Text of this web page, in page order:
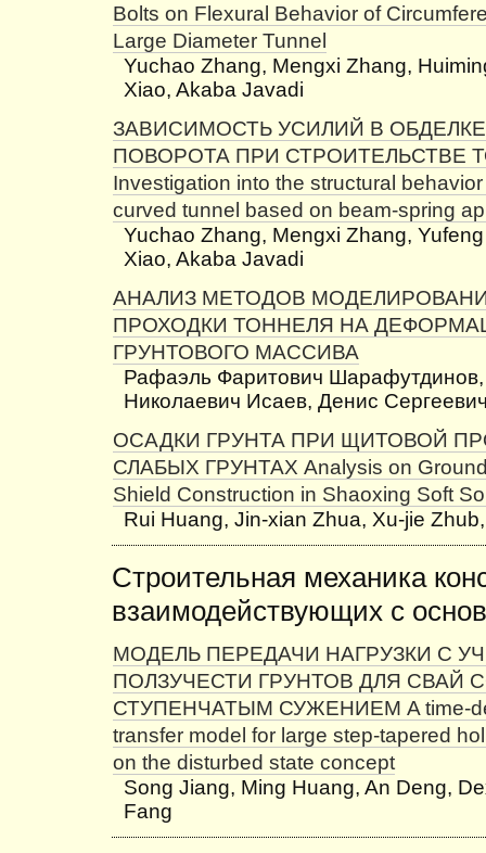
Bolts on Flexural Behavior of
Large Diameter Tunnel
Yuchao Zhang, Mengxi Zhang,
Xiao, Akaba Javadi
ЗАВИСИМОСТЬ УСИЛИЙ В
ПОВОРОТА ПРИ СТРОИТЕЛЬСТВЕ
Investigation into the structural
curved tunnel based on beam-spring
Yuchao Zhang, Mengxi Zhang,
Xiao, Akaba Javadi
АНАЛИЗ МЕТОДОВ
ПРОХОДКИ ТОННЕЛЯ НА
ГРУНТОВОГО МАССИВА
Рафаэль Фаритович
Николаевич Исаев, Денис
ОСАДКИ ГРУНТА ПРИ ЩИТОВОЙ
СЛАБЫХ ГРУНТАХ Analysis on
Shield Construction in Shaoxing Soft
Rui Huang, Jin-xian Zhua, Xu-jie
Строительная механика
взаимодействующих с
МОДЕЛЬ ПЕРЕДАЧИ НАГРУЗКИ С
ПОЛЗУЧЕСТИ ГРУНТОВ ДЛЯ СВАЙ
СТУПЕНЧАТЫМ СУЖЕНИЕМ A time-
transfer model for large step-tapered
on the disturbed state concept
Song Jiang, Ming Huang, An Deng,
Fang